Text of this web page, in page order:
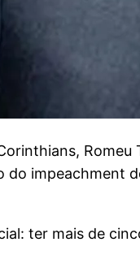
impeachment
ter mais de